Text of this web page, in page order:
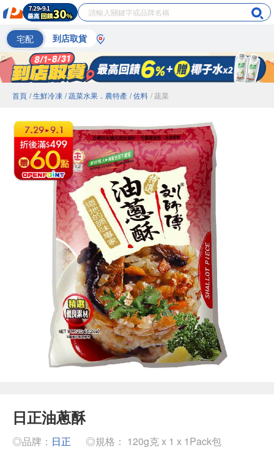
宅配 到店取貨
首頁 / 生鮮冷凍 / 蔬菜水果．農特產 / 佐料 / 蔬菜
日正油蔥酥
◎品牌： 日正 ◎規格： 120g克 x 1 x 1Pack包